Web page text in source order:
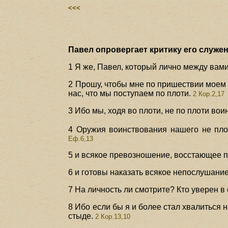
<<<
Павел опровергает критику его
1 Я же, Павел, который лично между
2 Прошу, чтобы мне по пришествии моем
нас, что мы поступаем по плоти.2 Кор.2,17
3 Ибо мы, ходя во плоти, не по плоти
4 Оружия воинствования нашего не
Еф.6,13
5 и всякое превозношение, восстающее
6 и готовы наказать всякое
7 На личность ли смотрите? Кто уверен
8 Ибо если бы я и более стал хвалиться
стыде. 2 Кор.13,10